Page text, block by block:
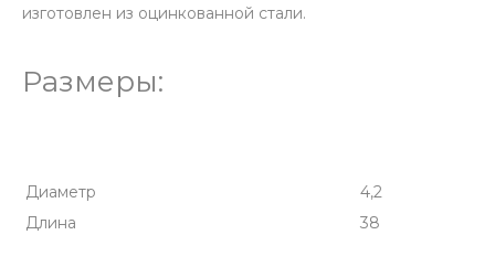
изготовлен из оцинкованной стали.
Размеры:
Диаметр
4,2
Длина
38